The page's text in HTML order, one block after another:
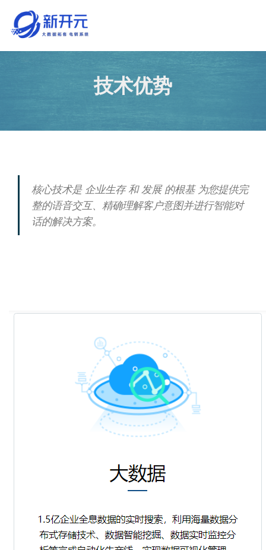
技术优势
核心技术是 企业生存 和 发展 的根基 为您提供完
整的语音交互、精确理解客户意图并进行智能对
话的解决方案。